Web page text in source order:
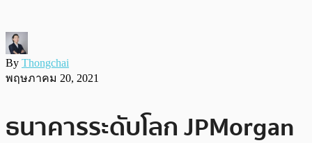
By Thongchai
พฤษภาคม 20, 2021
ธนาคารระดับโลก JPMorgan